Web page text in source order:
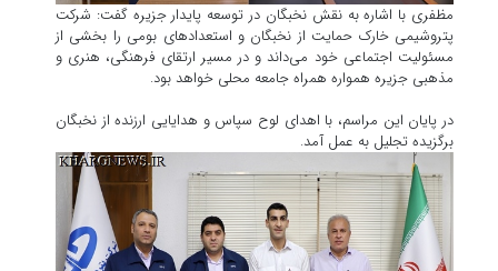
مظفری با اشاره به نقش نخبگان در توسعه پایدار جزیره گفت: شرکت
پتروشیمی خارک حمایت از نخبگان و استعدادهای بومی را بخشی از
مسئولیت اجتماعی خود می‌داند و در مسیر ارتقای فرهنگی، هنری و
مذهبی جزیره همواره همراه جامعه محلی خواهد بود.
در پایان این مراسم، با اهدای لوح سپاس و هدایایی ارزنده از نخبگان
برگزیده تجلیل به عمل آمد.